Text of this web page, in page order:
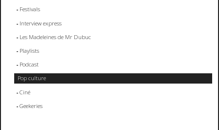
Festivals
Interview express
Les Madeleines de Mr Dubuc
Playlists
Podcast
Pop culture
Ciné
Geekeries